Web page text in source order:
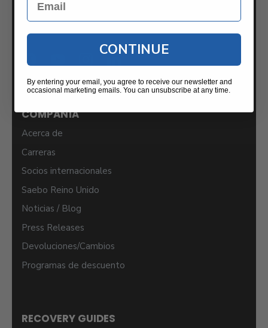
COMPAÑÍA
Acerca de
Carreras
Socios internacionales
Saebo Reino Unido
Noticias / Blog
Press Releases
Devoluciones/Cambios
Programas de descuento
RECOVERY GUIDES
CONTINUE
By entering your email, you agree to receive our newsletter and
occasional marketing emails. You can unsubscribe at any time.